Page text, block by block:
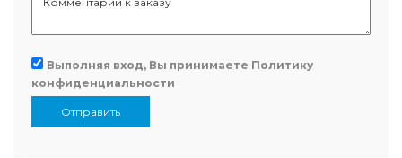
Выполняя вход, Вы принимаете Политику
конфиденциальности
Отправить